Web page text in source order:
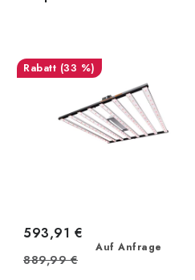
t
s
o
i
e
(33 %)
Auf Anfrage
593,91 €
889,99 €